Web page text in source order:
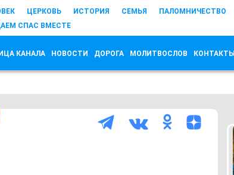
ЦЕРКОВЬ ИСТОРИЯ СЕМЬЯ ПАЛОМНИЧЕСТВО
СПАС ВМЕСТЕ
КАНАЛА НОВОСТИ ДОРОГА МОЛИТВОСЛОВ КОНТАКТЫ